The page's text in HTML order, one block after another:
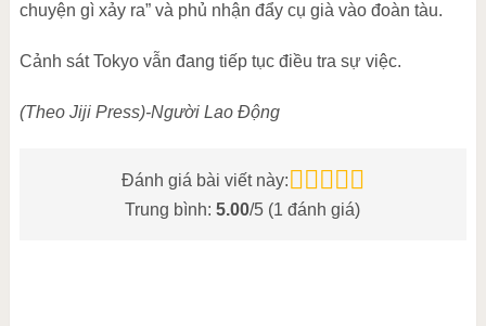
chuyện gì xảy ra” và phủ nhận đẩy cụ già vào đoàn tàu.
Cảnh sát Tokyo vẫn đang tiếp tục điều tra sự việc.
(Theo Jiji Press)-Người Lao Động
Đánh giá bài viết này:
Trung bình:5.00/5 (1 đánh giá)